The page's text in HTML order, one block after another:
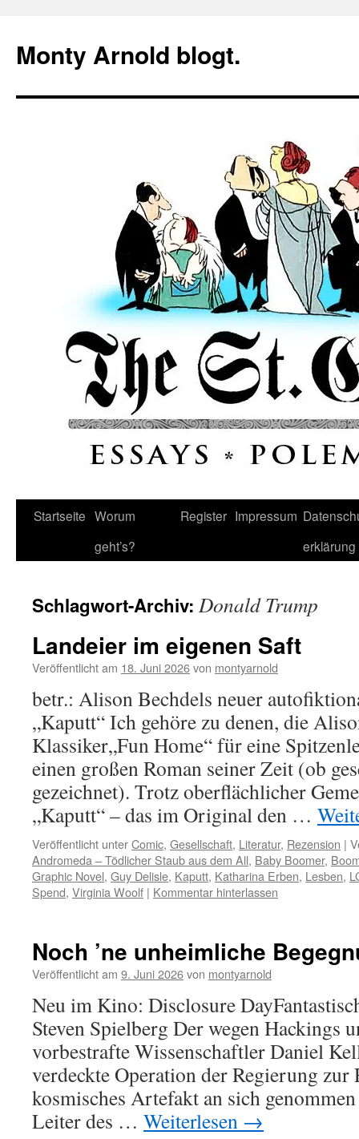
springen
Monty Arnold blogt.
Startseite Worum
geht’s?
Register Impressum
erklärung
Schlagwort-Archiv: Donald Trump
Landeier im eigenen Saft
Veröffentlicht am 18. Juni 2026von montyarnold
betr.: Alison Bechdels neuer
„Kaputt“ Ich gehöre zu denen, die
Klassiker„Fun Home“ für eine
einen großen Roman seiner Zeit (ob
gezeichnet). Trotz oberflächlicher
„Kaputt“ – das im Original den …
Veröffentlicht unterComic, Gesellschaft, Literatur, Rezension |
Andromeda – Tödlicher Staub aus dem All, Baby Boomer,
Graphic Novel, Guy Delisle, Kaputt, Katharina Erben, Lesben,
Spend, Virginia Woolf | Kommentar hinterlassen
Noch ’ne unheimliche
Veröffentlicht am 9. Juni 2026von montyarnold
Neu im Kino: Disclosure
Steven Spielberg Der wegen Hackings
vorbestrafte Wissenschaftler Daniel
verdeckte Operation der Regierung zur
kosmisches Artefakt an sich
Leiter des … Weiterlesen →